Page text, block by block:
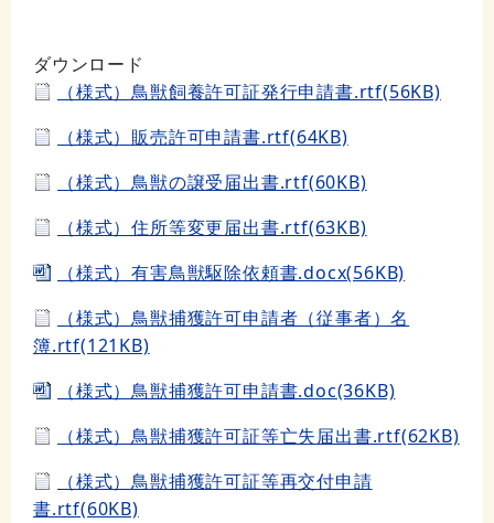
ダウンロード
（様式）鳥獣飼養許可証発行申請書.rtf(56KB)
（様式）販売許可申請書.rtf(64KB)
（様式）鳥獣の譲受届出書.rtf(60KB)
（様式）住所等変更届出書.rtf(63KB)
（様式）有害鳥獣駆除依頼書.docx(56KB)
（様式）鳥獣捕獲許可申請者（従事者）名
簿.rtf(121KB)
（様式）鳥獣捕獲許可申請書.doc(36KB)
（様式）鳥獣捕獲許可証等亡失届出書.rtf(62KB)
（様式）鳥獣捕獲許可証等再交付申請
書.rtf(60KB)